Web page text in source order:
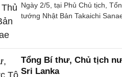
Ngày 2/5, tại Phủ Chủ tịch,
tướng Nhật Bản Takaichi
Tổng Bí thư, Chủ tịch
Sri Lanka